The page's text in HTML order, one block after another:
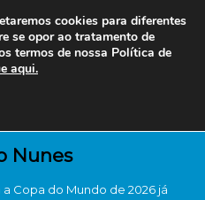
Nunes
Copa do Mundo de 2026 já
cookies para diferentes
se opor ao tratamento de
termos de nossa Política de
aqui.